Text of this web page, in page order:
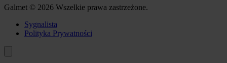
Galmet © 2026 Wszelkie prawa zastrzeżone.
Sygnalista
Polityka Prywatności